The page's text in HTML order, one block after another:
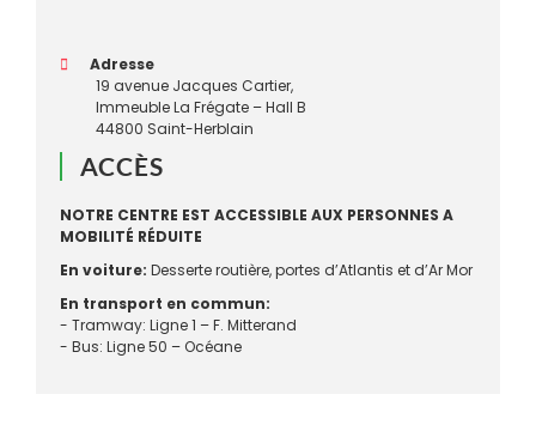
Adresse
19 avenue Jacques Cartier,
Immeuble La Frégate – Hall B
44800 Saint-Herblain
ACCÈS
NOTRE CENTRE EST ACCESSIBLE AUX PERSONNES A
MOBILITÉ RÉDUITE
En voiture: Desserte routière, portes d’Atlantis et d’Ar Mor
En transport en commun:
- Tramway: Ligne 1 – F. Mitterand
- Bus: Ligne 50 – Océane